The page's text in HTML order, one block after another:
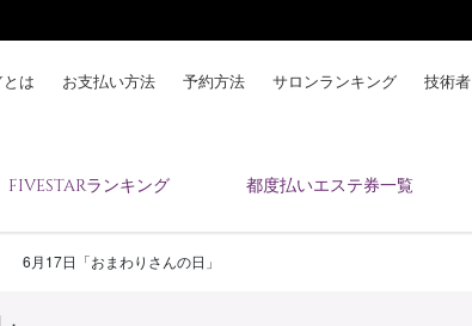
は お支払い方法 予約方法 サロンランキング 技術
FIVESTARランキング 都度払いエステ券一覧
お支払い方法
予約方法
6月17日「おまわりさんの日」